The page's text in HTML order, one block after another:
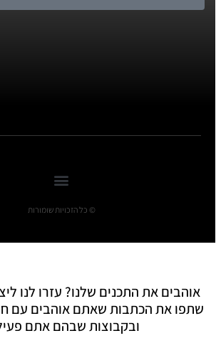
© כל הזכויות שומורות
אוהבים את התכנים שלנו? עזרו לנו
שתפו את הכתבות שאתם אוהבים עם
ובקבוצות שבהם אתם